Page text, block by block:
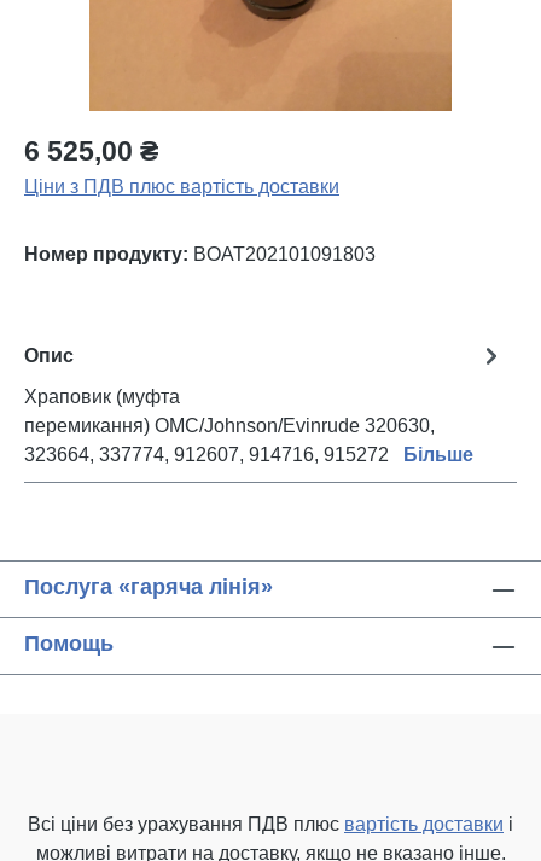
6 525,00 ₴
Ціни з ПДВ плюс вартість доставки
Номер продукту: BOAT202101091803
Опис
Храповик (муфта
перемикання) OMC/Johnson/Evinrude 320630,
323664, 337774, 912607, 914716, 915272
Більше
Послуга «гаряча лінія»
Помощь
Всі ціни без урахування ПДВ плюс вартість доставки і
можливі витрати на доставку, якщо не вказано інше.